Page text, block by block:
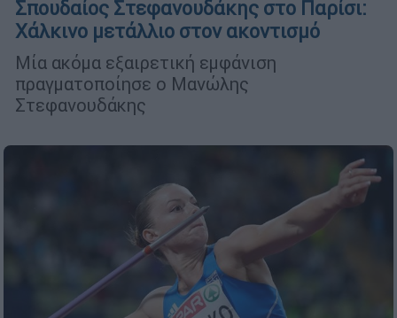
Σπουδαίος Στεφανουδάκης στο Παρίσι:
Χάλκινο μετάλλιο στον ακοντισμό
Μία ακόμα εξαιρετική εμφάνιση
πραγματοποίησε ο Μανώλης
Στεφανουδάκης